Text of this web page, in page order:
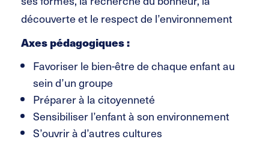
découverte et le respect de l’environnement
Axes pédagogiques :
Favoriser le bien-être de chaque enfant au
sein d’un groupe
Préparer à la citoyenneté
Sensibiliser l’enfant à son environnement
S’ouvrir à d’autres cultures